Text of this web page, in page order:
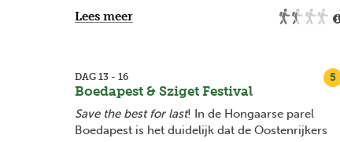
Daarbij hoort het proeven van de
lekkere Sloveense keuken en de verschillende
Lees meer
5
DAG 13 - 16
Boedapest & Sziget Festival
Save the best for last! In de Hongaarse parel
Boedapest is het duidelijk dat de Oostenrijkers